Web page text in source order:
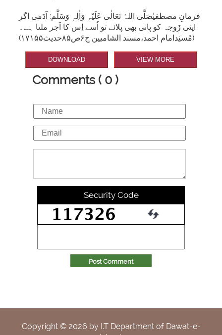
فرمانِ مصطفیٰصَلَّی اللہُ تَعَالٰی عَلَیْہِ وَاٰلِہٖ وَسَلَّم: آدَمی اگر
اپنی زَوجہ کو پانی بھی پلائے تو اُسے اِس کا اَجر ملتا ہے۔
(مُسنِدامام احمد،مسند الشامیین ج۶ص۸۵حدیث۱۷۱۵۵)
DOWNLOAD VIEW MORE
Comments ( 0 )
Security Code
Post Comment
Copyright © 2026 by I.T Department of Dawat-e-